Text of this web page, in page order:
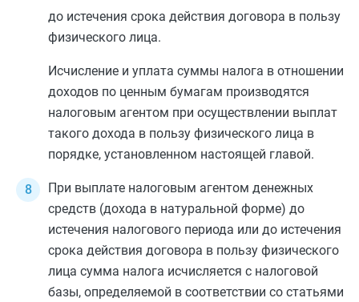
до истечения срока действия договора в пользу
физического лица.
Исчисление и уплата суммы налога в отношении
доходов по ценным бумагам производятся
налоговым агентом при осуществлении выплат
такого дохода в пользу физического лица в
порядке, установленном настоящей главой.
При выплате налоговым агентом денежных
средств (дохода в натуральной форме) до
истечения налогового периода или до истечения
срока действия договора в пользу физического
лица сумма налога исчисляется с налоговой
базы, определяемой в соответствии со статьями